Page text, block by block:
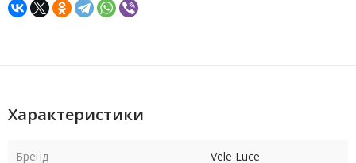
Характеристики
Бренд Vele Luce